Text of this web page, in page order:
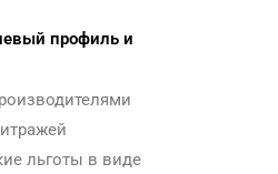
профиль и
льготы в виде